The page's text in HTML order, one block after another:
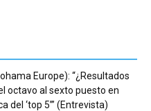
Europe): “¿Resultados
octavo al sexto puesto en
del ‘top 5’” (Entrevista)